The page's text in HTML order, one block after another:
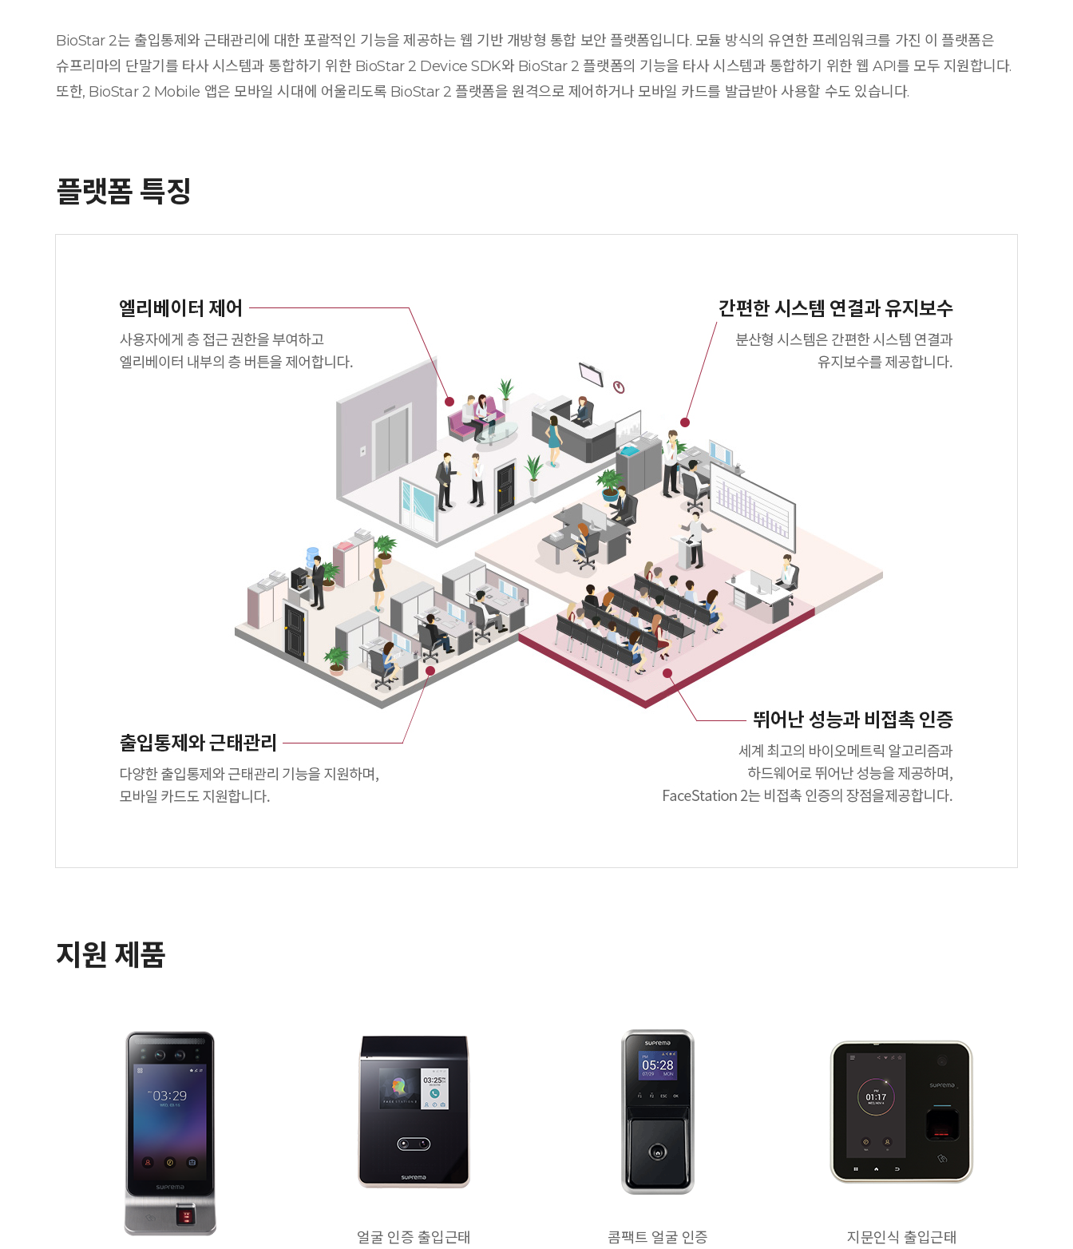
BioStar 2는 출입통제와 근태관리에 대한 포괄적인 기능을 제공하는 웹 기반 개방형 통합 보안 플랫폼입니다. 모듈 방식의 유연한 프레임워크를 가진 이 플랫폼은
슈프리마의 단말기를 타사 시스템과 통합하기 위한 BioStar 2 Device SDK와 BioStar 2 플랫폼의 기능을 타사 시스템과 통합하기 위한 웹 API를 모두 지원합니다.
또한, BioStar 2 Mobile 앱은 모바일 시대에 어울리도록 BioStar 2 플랫폼을 원격으로 제어하거나 모바일 카드를 발급받아 사용할 수도 있습니다.
플랫폼 특징
지원 제품
얼굴 인증 출입근태
콤팩트 얼굴 인증
지문인식 출입근태